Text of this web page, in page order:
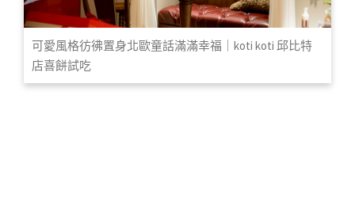
可愛風格彷彿置身北歐童話滿滿幸福｜koti koti 邱比特
店喜餅試吃